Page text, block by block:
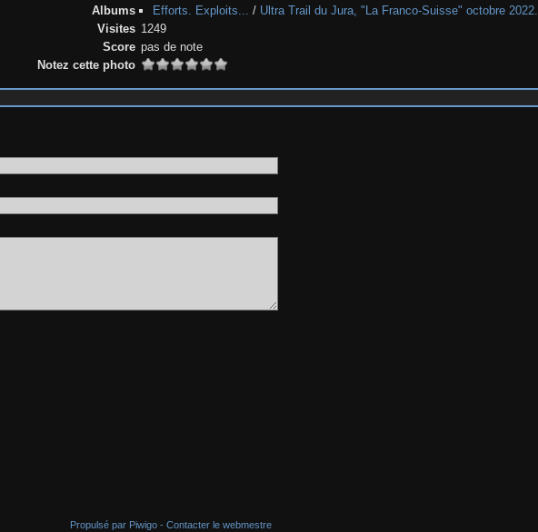
Albums
Efforts. Exploits... / Ultra Trail du Jura, "La Franco-Suisse" octobre 2022.
Visites 1249
Score pas de note
Notez cette photo
Propulsé par Piwigo - Contacter le webmestre